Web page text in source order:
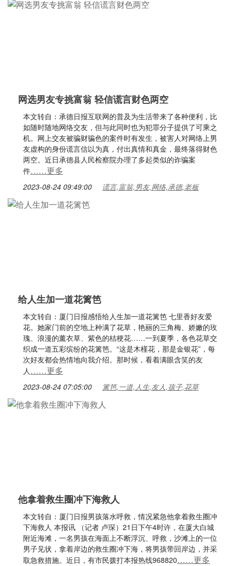
网选男友专挑富翁 轻信谎言财色两空
本文转自：承德日报互联网的普及为生活带来了各种便利，比
如随时随地网络交友，但与此同时也为犯罪分子提供了可乘之
机。网上交友被骗财骗色的案件时有发生，被害人对网络上男
友虚构的身份谎言信以为真，付出真情和真金，最终落得财色
两空。近日承德县人民检察院办理了多起类似的诈骗案
件……更多
2023-08-24 09:49:00 谎言,富翁,男友,网络,承德,老板
给人生加一道花篱笆
本文转自：厦门日报感悟给人生加一道花篱笆 七里香好友爱
花。她家门前的空地上种满了花草，艳丽的三角梅、娇嫩的玫
瑰、浪漫的薰衣草、紫色的桔梗花……一到夏季，各色花草交
织成一道五彩缤纷的花篱笆。“这是木槿花，那是金银花”，每
次好友都会热情地向我介绍。那时候，看着满眼含笑的友
人……更多
2023-08-24 07:05:00 篱笆,一道,人生,友人,孩子,花草
他拿着救生圈冲下海救人
本文转自：厦门日报男孩落水呼救，情况紧急他拿着救生圈冲
下海救人 本报讯 （记者 卢琛）21日下午4时许，在厦大白城
附近海滩，一名男孩在海面上不断浮沉、呼救，沙滩上的一位
男子见状，拿着岸边的救生圈冲下海，将男孩带回岸边，并采
取急救措施。近日，有市民拨打本报热线968820……更多